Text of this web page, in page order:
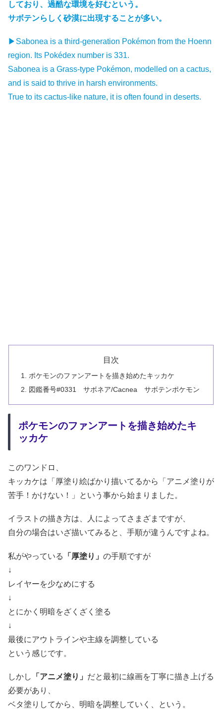
しており、過酷な環境を好むという。
サボテンらしく砂漠に出現することが多い。
▶Sabonea is a third-generation Pokémon from the Hoenn
region. Its Pokédex number is 331.
Sabonea is a Grass-type Pokémon, modelled on a cactus,
and is said to thrive in harsh environments.
True to its cactus-like nature, it is often found in deserts.
目次
ポケモンのファンアートを描き始めたキッカケ
図鑑番号#0331 サボネア/Cacnea サボテンポケモン
ポケモンのファンアートを描き始めたキ
ッカケ
このワンドロ、
キッカケは「厚塗り絵ばかり描いてるから「アニメ塗りが
苦手！かけない！」という事から始まりました。
イラストの描き方は、人によってさまざまですが、
自分の場合はいざ描いてみると、手順が違うんですよね。
私がやっている 「厚塗り」 の手順ですが
↓
レイヤーを少なめにする
↓
とにかく明暗をざくざく塗る
↓
最後にアウトラインや主線を調整している
という感じです。
しかし 「アニメ塗り」 だと最初に線画を丁寧に描き上げる
必要があり、
ベタ塗りしてから、明暗を調整していく、という。